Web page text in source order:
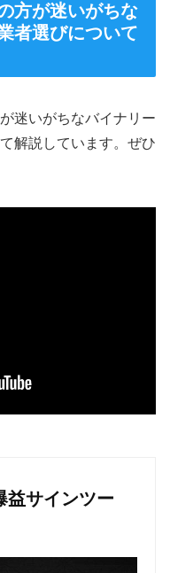
方が迷いがちな
者選びについて
迷いがちなバイナリー
解説しています。ぜひ
益サインツー